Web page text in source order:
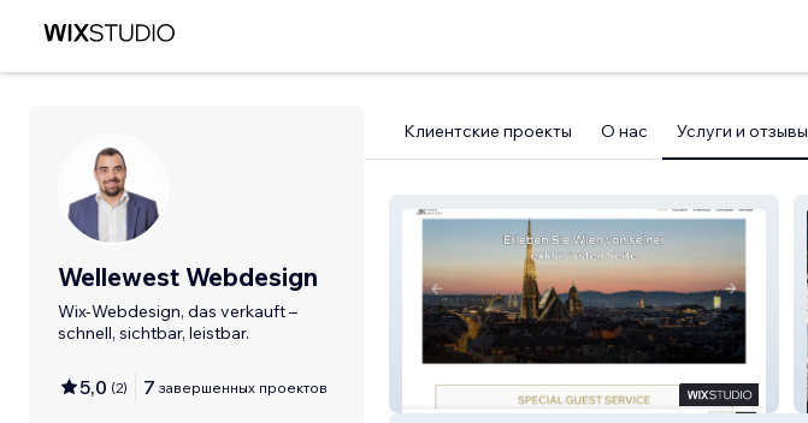
Wellewest Webdesign
Wix-Webdesign, das verkauft –
schnell, sichtbar, leistbar.
5,0 (2) 7 завершенных проектов
Клиентские проекты О нас Услуги и отзывы